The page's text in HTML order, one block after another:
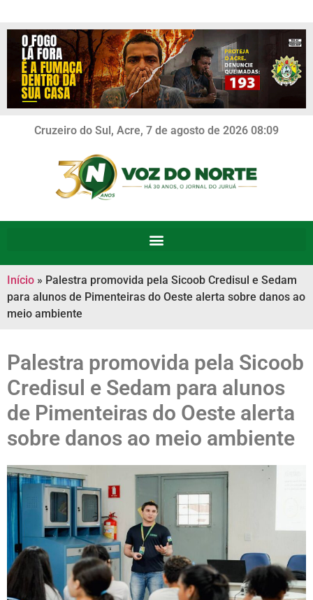
Cruzeiro do Sul, Acre, 7 de agosto de 2026 08:09
Início » Palestra promovida pela Sicoob Credisul e Sedam
para alunos de Pimenteiras do Oeste alerta sobre danos ao
meio ambiente
Palestra promovida pela Sicoob
Credisul e Sedam para alunos
de Pimenteiras do Oeste alerta
sobre danos ao meio ambiente